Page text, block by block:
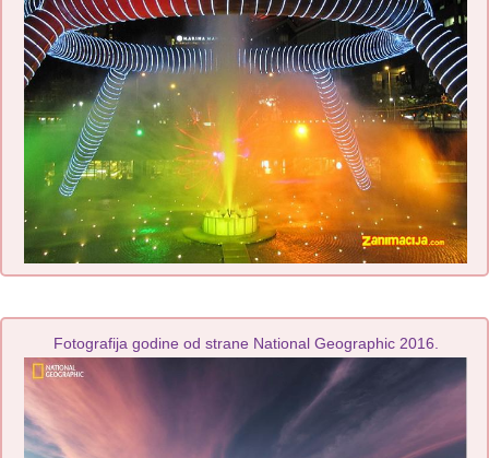
Fotografija godine od strane National Geographic 2016.